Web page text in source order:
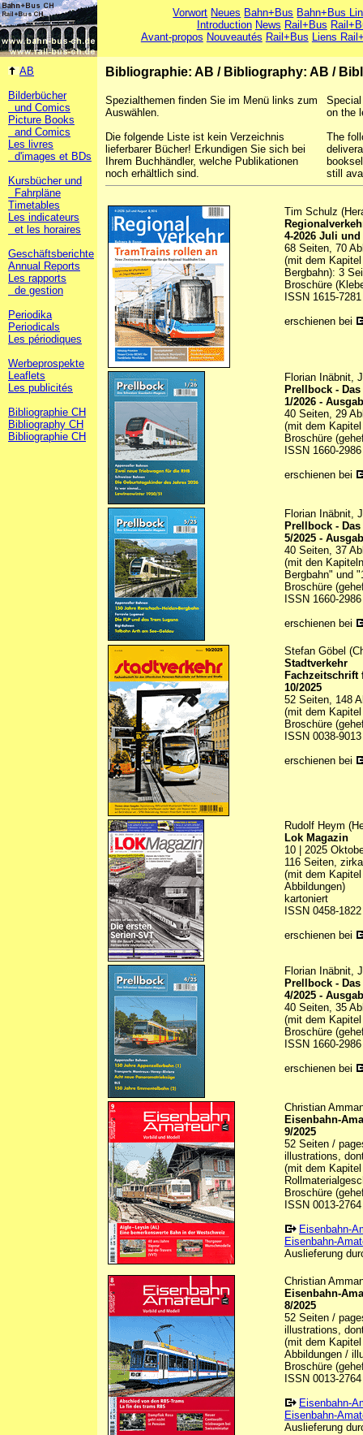
Vorwort Neues Bahn+Bus Bahn+Bus
Introduction News Rail+Bus
Avant-propos Nouveautés Rail+Bus Liens
AB
Bilderbücher
und Comics
Picture Books
and Comics
Les livres
d'images et BDs
Kursbücher und
Fahrpläne
Timetables
Les indicateurs
et les horaires
Geschäftsberichte
Annual Reports
Les rapports
de gestion
Periodika
Periodicals
Les périodiques
Werbeprospekte
Leaflets
Les publicités
Bibliographie CH
Bibliography CH
Bibliographie CH
Bibliographie: AB / Bibliography: AB /
Spezialthemen finden Sie im Menü links zum
Auswählen.
Die folgende Liste ist kein Verzeichnis
lieferbarer Bücher! Erkundigen Sie sich bei
Ihrem Buchhändler, welche Publikationen
noch erhältlich sind.
on the
The
still
Tim Schulz
4-2026 Juli
68 Seiten, 70
(mit dem
Bergbahn): 3
Broschüre
ISSN 1615-7281
erschienen bei
Florian Inäbnit,
Prellbock -
1/2026 -
40 Seiten, 29
(mit dem
Broschüre
ISSN 1660-2986
erschienen bei
Florian Inäbnit,
Prellbock -
5/2025 -
40 Seiten, 37
(mit den
Bergbahn" und
Broschüre
ISSN 1660-2986
erschienen bei
Stefan Göbel
Stadtverkehr
Fachzeitschrift
10/2025
52 Seiten, 148
(mit dem
Broschüre
ISSN 0038-9013
erschienen bei
Rudolf Heym
Lok Magazin
10 | 2025
116 Seiten,
(mit dem
Abbildungen)
kartoniert
ISSN 0458-1822
erschienen bei
Florian Inäbnit,
Prellbock -
4/2025 -
40 Seiten, 35
(mit dem
Broschüre
ISSN 1660-2986
erschienen bei
Christian
Eisenbahn-
9/2025
52 Seiten /
illustrations,
(mit dem
Broschüre
ISSN 0013-2764
Eisenbahn-
Eisenbahn-
Auslieferung
Christian
Eisenbahn-
8/2025
52 Seiten /
illustrations,
(mit dem
Abbildungen /
Broschüre
ISSN 0013-2764
Eisenbahn-
Eisenbahn-
Auslieferung